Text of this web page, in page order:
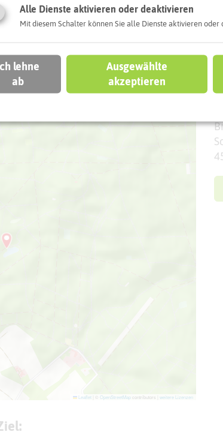
Leaflet OpenStreetMap contributors | weitere Lizenzen
Alle Dienste aktivieren oder deaktivieren
Mit diesem Schalter können Sie alle Dienste aktivieren oder
lehne
ab
Ausgewählte
akzeptieren